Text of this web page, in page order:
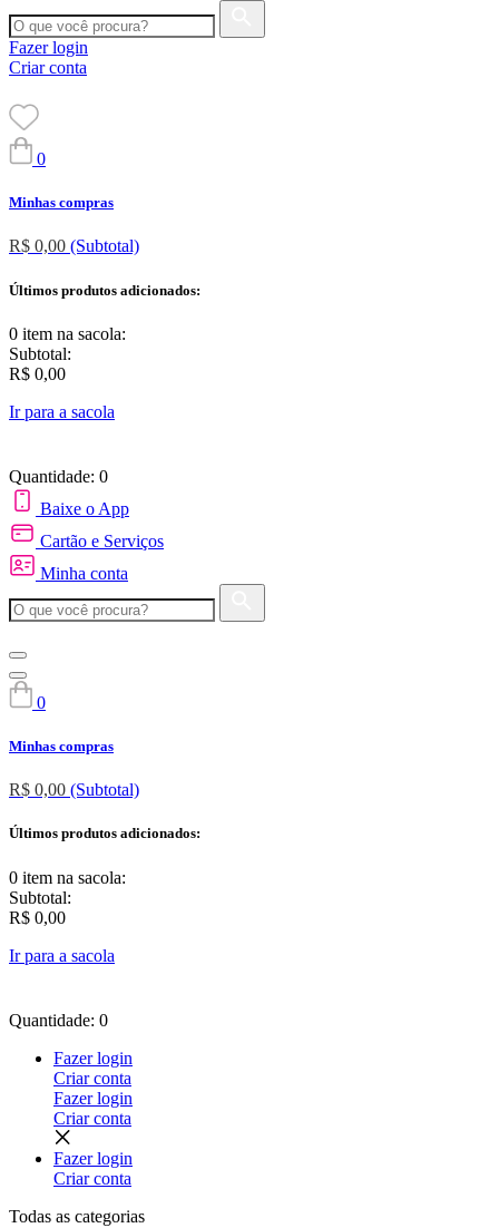
Fazer login
Criar conta
0
Minhas compras
R$ 0,00 (Subtotal)
Últimos produtos adicionados:
0 item na sacola:
Subtotal:
R$ 0,00
Ir para a sacola
Quantidade: 0
Baixe o App
Cartão e Serviços
Minha conta
0
Minhas compras
R$ 0,00 (Subtotal)
Últimos produtos adicionados:
0 item na sacola:
Subtotal:
R$ 0,00
Ir para a sacola
Quantidade: 0
Fazer login
Criar conta
Fazer login
Criar conta
Fazer login
Criar conta
Todas as categorias